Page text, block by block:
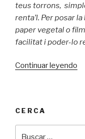
teus torrons,
renta’l. Per posar
paper vegetal o
facilitat i poder-lo
Continuar leyendo
CERCA